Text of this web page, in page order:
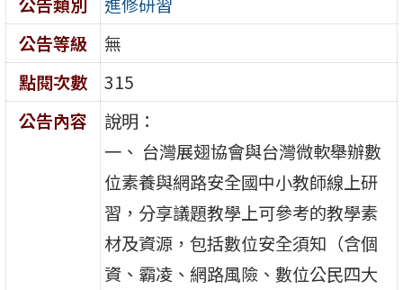
公告等級
無
點閱次數
315
公告內容
說明：
一、 台灣展翅協會與台灣微軟舉辦數
位素養與網路安全國中小教師線上研
習，分享議題教學上可參考的教學素
材及資源，包括數位安全須知（含個
資、霸凌、網路風險、數位公民四大